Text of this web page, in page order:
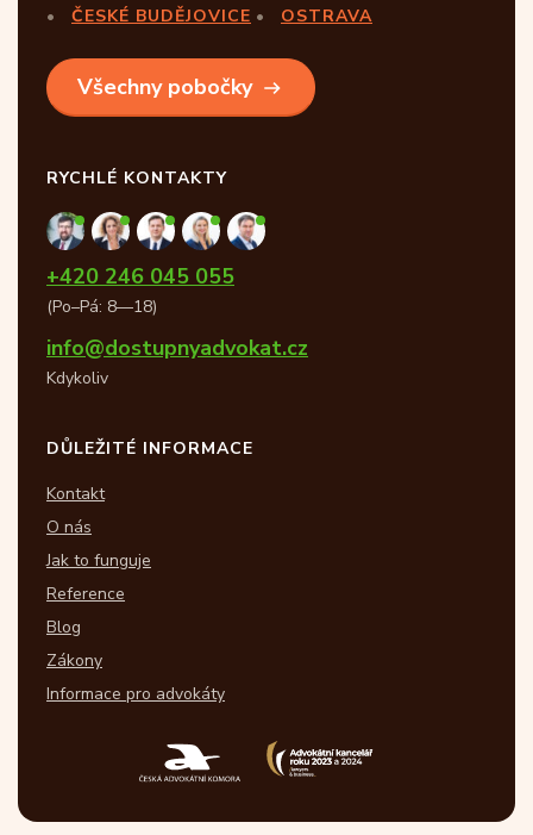
ČESKÉ BUDĚJOVICE
OSTRAVA
Všechny pobočky
RYCHLÉ KONTAKTY
+420 246 045 055
(Po–Pá: 8—18)
info@dostupnyadvokat.cz
Kdykoliv
DŮLEŽITÉ INFORMACE
Kontakt
O nás
Jak to funguje
Reference
Blog
Zákony
Informace pro advokáty